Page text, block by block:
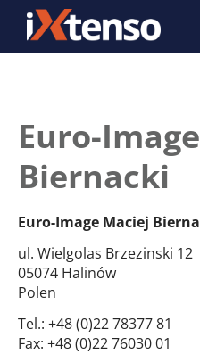
Euro-
Biernacki
Euro-Image Maciej
ul. Wielgolas Brzezinski 12
05074 Halinów
Polen
Tel.: +48 (0)22 78377 81
Fax: +48 (0)22 76030 01